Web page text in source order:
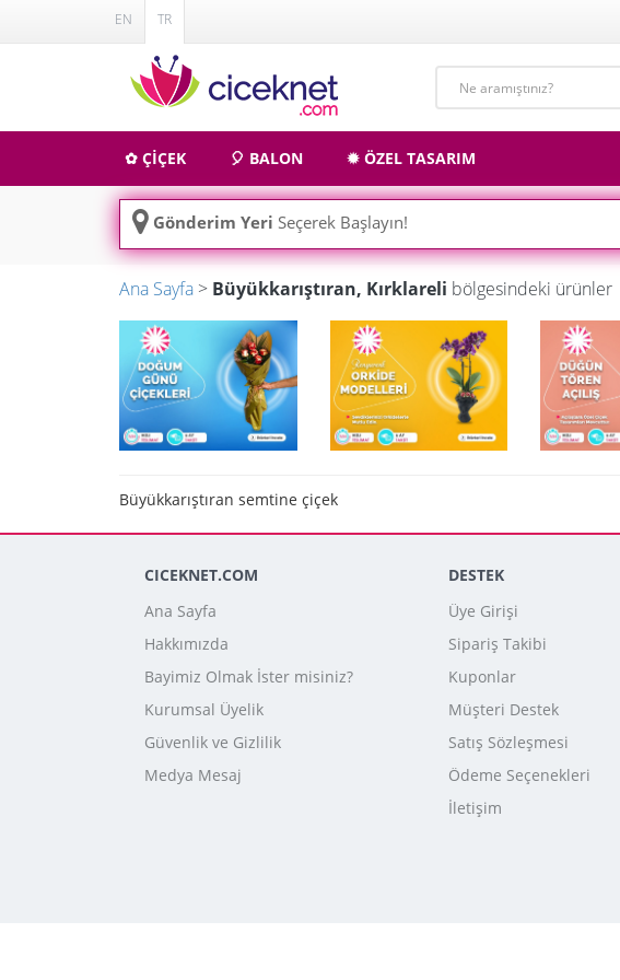
EN TR
✿ ÇİÇEK 🎈 BALON ✹ ÖZEL TASARIM
Gönderim Yeri Seçerek Başlayın!
Ana Sayfa > Büyükkarıştıran, Kırklareli bölgesindeki ürünler
Büyükkarıştıran semtine çiçek
CICEKNET.COM
Ana Sayfa
Hakkımızda
Bayimiz Olmak İster misiniz?
Kurumsal Üyelik
Güvenlik ve Gizlilik
Medya Mesaj
DESTEK
Üye Girişi
Sipariş Takibi
Kuponlar
Müşteri Destek
Satış Sözleşmesi
Ödeme Seçenekleri
İletişim